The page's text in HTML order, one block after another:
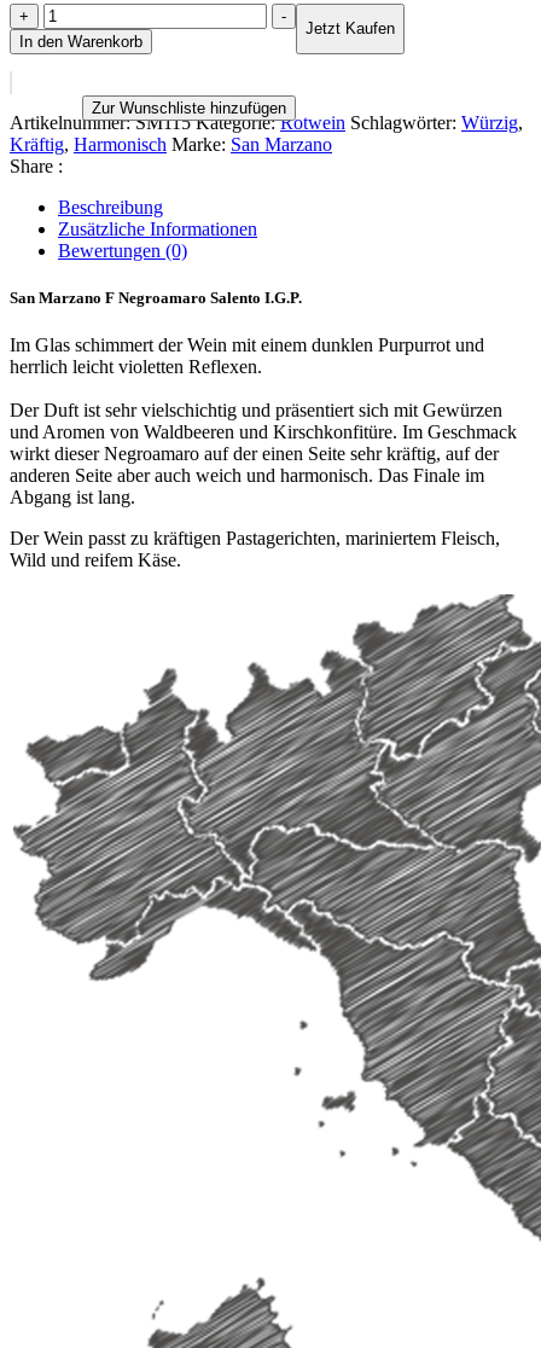
+
San
Marzano
F
Salento
I.G.P.
Menge
-
In den Warenkorb
Zur Wunschliste hinzufügen
Jetzt Kaufen
Artikelnummer:SM115 Kategorie:Rotwein Schlagwörter: Würzig,
Kräftig, Harmonisch Marke: San Marzano
Share :
Beschreibung
Zusätzliche Informationen
Bewertungen (0)
San Marzano F Negroamaro Salento I.G.P.
Im Glas schimmert der Wein mit einem dunklen Purpurrot und
herrlich leicht violetten Reflexen.
Der Duft ist sehr vielschichtig und präsentiert sich mit Gewürzen
und Aromen von Waldbeeren und Kirschkonfitüre. Im Geschmack
wirkt dieser Negroamaro auf der einen Seite sehr kräftig, auf der
anderen Seite aber auch weich und harmonisch. Das Finale im
Abgang ist lang.
Der Wein passt zu kräftigen Pastagerichten, mariniertem Fleisch,
Wild und reifem Käse.